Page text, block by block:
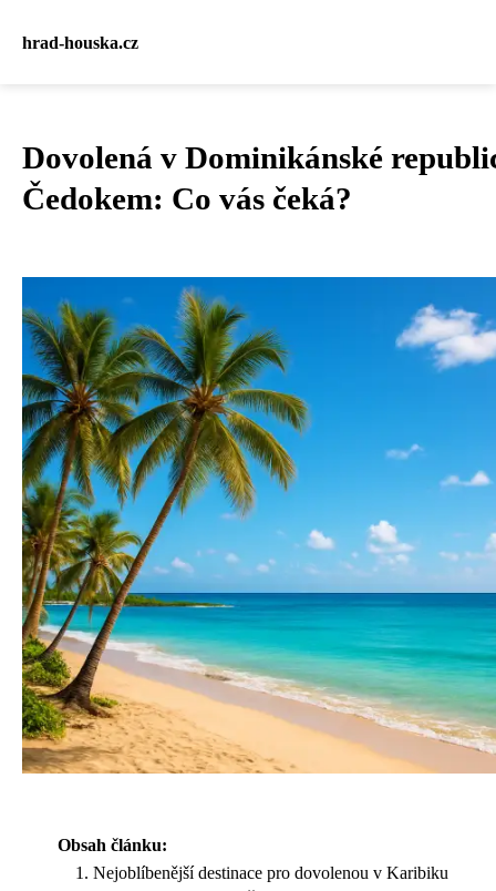
hrad-houska.cz
Dovolená v Dominikánské
Čedokem: Co vás čeká?
Obsah článku:
Nejoblíbenější destinace pro dovolenou v Karibiku